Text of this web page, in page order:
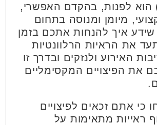
הוא לפנות, בהקדם האפשרי,
מיומן ומנוסה בתחום
שידע איך להנחות אתכם בזמן
את הראיות הרלוונטיות
האירוע ולנזקים ובדרך זו
את הפיצויים המקסימליים
כי אתם זכאים לפיצויים
ראייות מתאימות על